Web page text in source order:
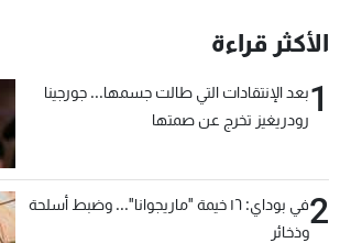
الأكثر قراءة
1بعد الإنتقادات التي طالت جسمها... جورجينا
رودريغيز تخرج عن صمتها
2
في بوداي: ١٦ خيمة "ماريجوانا"... وضبط أسلحة
وذخائر
عن MTV
الإنـتـاج
وظائف
شروط الإسـتخدام
سياسة الخصوصية